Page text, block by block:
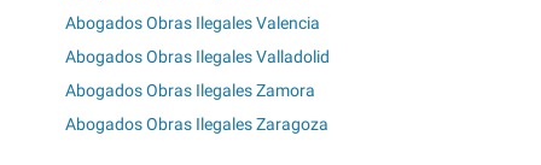
Abogados Obras Ilegales Valencia
Abogados Obras Ilegales Valladolid
Abogados Obras Ilegales Zamora
Abogados Obras Ilegales Zaragoza